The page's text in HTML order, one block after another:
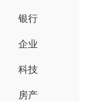
银行
企业
科技
房产